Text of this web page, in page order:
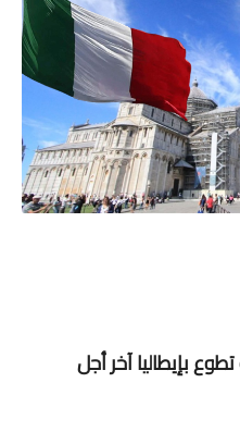
تطوع بإيطاليا آخر أجل